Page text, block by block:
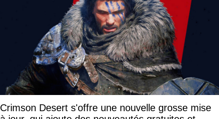
Crimson Desert s'offre une nouvelle grosse mise